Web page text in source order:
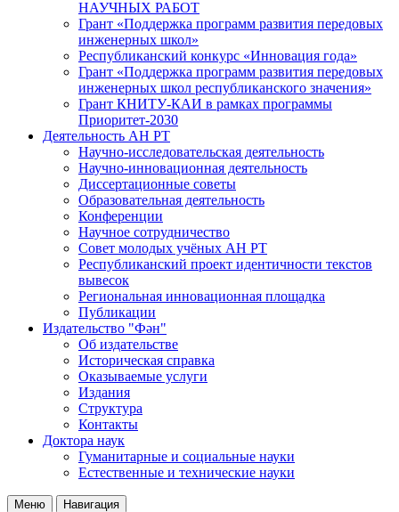
НАУЧНЫХ РАБОТ
Грант «Поддержка программ развития передовых
инженерных школ»
Республиканский конкурс «Инновация года»
Грант «Поддержка программ развития передовых
инженерных школ республиканского значения»
Грант КНИТУ-КАИ в рамках программы
Приоритет-2030
Деятельность АН РТ
Научно-исследовательская деятельность
Научно-инновационная деятельность
Диссертационные советы
Образовательная деятельность
Конференции
Научное сотрудничество
Совет молодых учёных АН РТ
Республиканский проект идентичности текстов
вывесок
Региональная инновационная площадка
Публикации
Издательство "Фән"
Об издательстве
Историческая справка
Оказываемые услуги
Издания
Структура
Контакты
Доктора наук
Гуманитарные и социальные науки
Естественные и технические науки
Меню Навигация